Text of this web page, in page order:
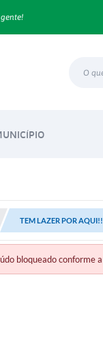
TEM LAZER POR
bloqueado conforme